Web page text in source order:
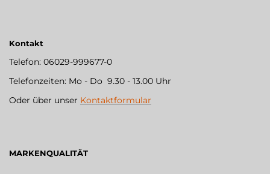
Kontakt
Telefon: 06029-999677-0
Telefonzeiten: Mo - Do 9.30 - 13.00 Uhr
Oder über unser Kontaktformular
MARKENQUALITÄT